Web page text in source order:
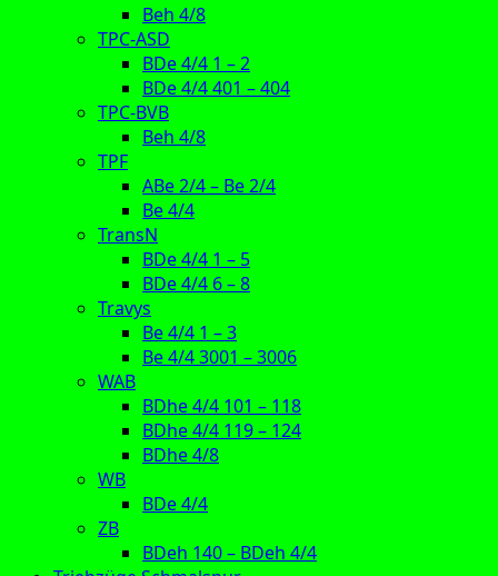
Beh 4/8
TPC-ASD
BDe 4/4 1 – 2
BDe 4/4 401 – 404
TPC-BVB
Beh 4/8
TPF
ABe 2/4 – Be 2/4
Be 4/4
TransN
BDe 4/4 1 – 5
BDe 4/4 6 – 8
Travys
Be 4/4 1 – 3
Be 4/4 3001 – 3006
WAB
BDhe 4/4 101 – 118
BDhe 4/4 119 – 124
BDhe 4/8
WB
BDe 4/4
ZB
BDeh 140 – BDeh 4/4